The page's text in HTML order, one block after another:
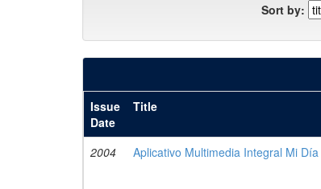
Sort by:
Issue
Date
Title
2004 Aplicativo Multimedia Integral Mi Día